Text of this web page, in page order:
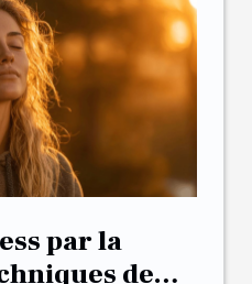
par la
de